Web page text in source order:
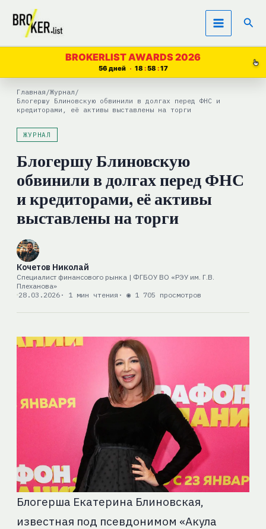
Перейти
содержимому
BROKERLIST AWARDS 2026
56 дней 18 58 16
Главная /Журнал /
Блогершу Блиновскую обвинили в долгах перед ФНС и
кредиторами, её активы выставлены на торги
ЖУРНАЛ
Блогершу Блиновскую
обвинили в долгах перед ФНС
и кредиторами, её активы
выставлены на торги
Кочетов Николай
Специалист финансового рынка | ФГБОУ ВО «РЭУ им. Г.В.
Плеханова»
28.03.2026· 1 мин чтения · ◉ 1 705 просмотров
Блогерша Екатерина Блиновская,
известная под псевдонимом «Акула